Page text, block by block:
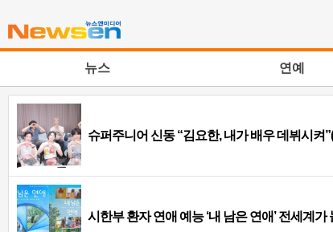
뉴스 연예
슈퍼주니어 신동 “김요한, 내가 배우 데뷔시켜
시한부 환자 연애 예능 ‘내 남은 연애’ 전세계